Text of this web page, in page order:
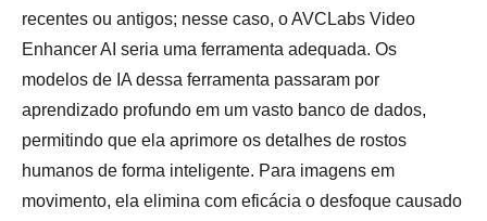
recentes ou antigos; nesse caso, o AVCLabs Video
Enhancer AI seria uma ferramenta adequada. Os
modelos de IA dessa ferramenta passaram por
aprendizado profundo em um vasto banco de dados,
permitindo que ela aprimore os detalhes de rostos
humanos de forma inteligente. Para imagens em
movimento, ela elimina com eficácia o desfoque causado